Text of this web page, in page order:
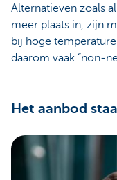
Alternatieven zoals
meer plaats in, zijn
bij hoge
daarom vaak
Het aanbod